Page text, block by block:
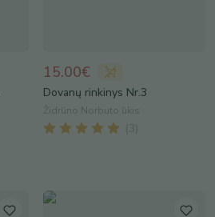
15.00€
Dovanų rinkinys Nr.3
Židrūno Norbuto ūkis
( 3